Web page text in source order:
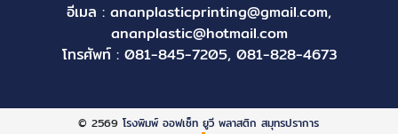
อีเมล : ananplasticprinting@gmail.com,
ananplastic@hotmail.com
โทรศัพท์ : 081-845-7205, 081-828-4673
© 2569โรงพิมพ์ ออฟเซ็ท ยูวี พลาสติก สมุทรปราการ